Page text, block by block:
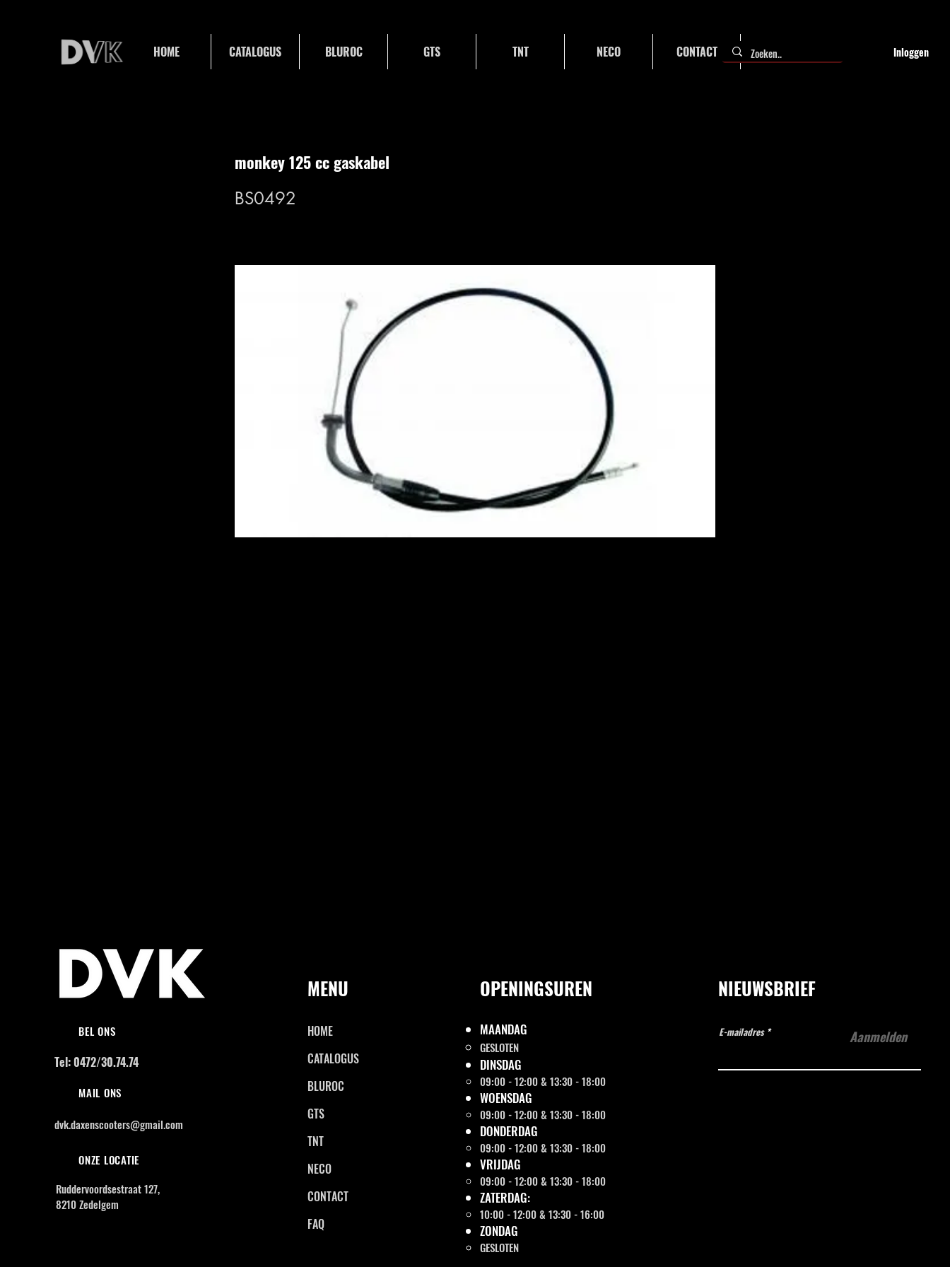
HOME CATALOGUS BLUROC GTS TNT NECO CONTACT FAQ Inloggen
monkey 125 cc gaskabel
BS0492
BEL ONS
Tel: 0472/30.74.74
MAIL ONS
dvk.daxenscooters@gmail.com
ONZE LOCATIE
Ruddervoordsestraat 127,
8210 Zedelgem
MENU
HOME
CATALOGUS
BLUROC
GTS
TNT
NECO
CONTACT
FAQ
OPENINGSUREN NIEUWSBRIEF
E-mailadres Aanmelden
MAANDAG
GESLOTEN
DINSDAG
09:00 - 12:00 & 13:30 - 18:00
WOENSDAG
09:00 - 12:00 & 13:30 - 18:00
DONDERDAG
09:00 - 12:00 & 13:30 - 18:00
VRIJDAG
09:00 - 12:00 & 13:30 - 18:00
ZATERDAG:
10:00 - 12:00 & 13:30 - 16:00
ZONDAG
GESLOTEN